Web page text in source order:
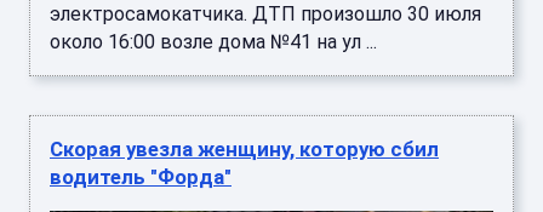
электросамокатчика. ДТП произошло 30 июля
около 16:00 возле дома №41 на ул ...
Скорая увезла женщину, которую сбил
водитель "Форда"